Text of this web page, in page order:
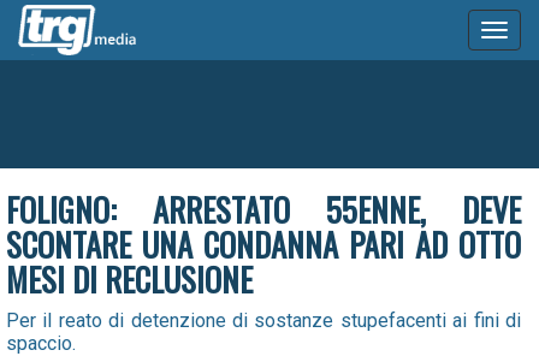
FOLIGNO: ARRESTATO 55ENNE, DEVE
SCONTARE UNA CONDANNA PARI AD OTTO
MESI DI RECLUSIONE
Per il reato di detenzione di sostanze stupefacenti ai fini di
spaccio.